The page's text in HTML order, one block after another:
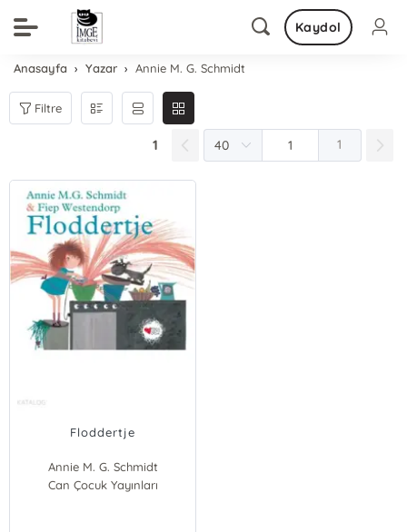
Kaydol
Anasayfa Yazar Annie M. G. Schmidt
Filtre
1 1
Floddertje
Annie M. G. Schmidt
Can Çocuk Yayınları